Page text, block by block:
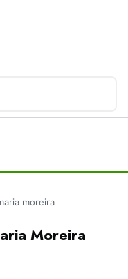
moreira
Moreira